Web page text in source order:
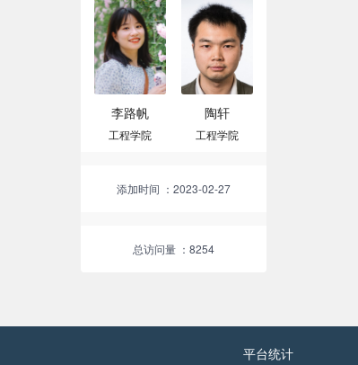
李路帆
工程学院
陶轩
工程学院
添加时间 ：2023-02-27
总访问量 ：8254
平台统计